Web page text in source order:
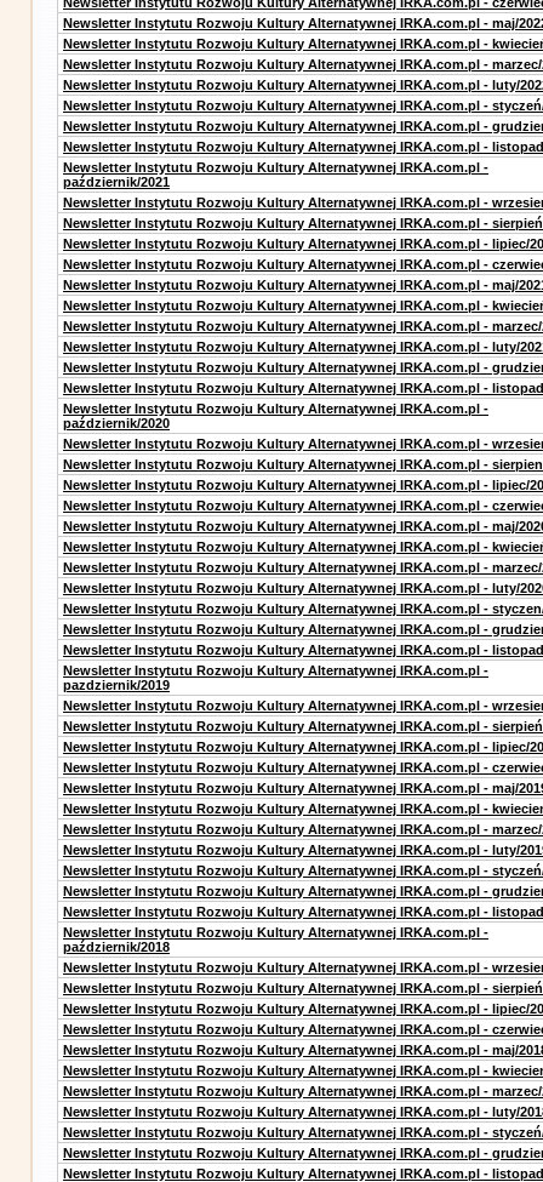
Newsletter Instytutu Rozwoju Kultury Alternatywnej IRKA.com.pl - maj/
Newsletter Instytutu Rozwoju Kultury Alternatywnej IRKA.com.pl -
Newsletter Instytutu Rozwoju Kultury Alternatywnej IRKA.com.pl - marzec/
Newsletter Instytutu Rozwoju Kultury Alternatywnej IRKA.com.pl - luty/
Newsletter Instytutu Rozwoju Kultury Alternatywnej IRKA.com.pl -
Newsletter Instytutu Rozwoju Kultury Alternatywnej IRKA.com.pl -
Newsletter Instytutu Rozwoju Kultury Alternatywnej IRKA.com.pl -
Newsletter Instytutu Rozwoju Kultury Alternatywnej IRKA.com.pl -
październik/2021
Newsletter Instytutu Rozwoju Kultury Alternatywnej IRKA.com.pl -
Newsletter Instytutu Rozwoju Kultury Alternatywnej IRKA.com.pl -
Newsletter Instytutu Rozwoju Kultury Alternatywnej IRKA.com.pl - lipiec/
Newsletter Instytutu Rozwoju Kultury Alternatywnej IRKA.com.pl -
Newsletter Instytutu Rozwoju Kultury Alternatywnej IRKA.com.pl - maj/
Newsletter Instytutu Rozwoju Kultury Alternatywnej IRKA.com.pl -
Newsletter Instytutu Rozwoju Kultury Alternatywnej IRKA.com.pl - marzec/
Newsletter Instytutu Rozwoju Kultury Alternatywnej IRKA.com.pl - luty/
Newsletter Instytutu Rozwoju Kultury Alternatywnej IRKA.com.pl -
Newsletter Instytutu Rozwoju Kultury Alternatywnej IRKA.com.pl -
Newsletter Instytutu Rozwoju Kultury Alternatywnej IRKA.com.pl -
październik/2020
Newsletter Instytutu Rozwoju Kultury Alternatywnej IRKA.com.pl -
Newsletter Instytutu Rozwoju Kultury Alternatywnej IRKA.com.pl -
Newsletter Instytutu Rozwoju Kultury Alternatywnej IRKA.com.pl - lipiec/
Newsletter Instytutu Rozwoju Kultury Alternatywnej IRKA.com.pl -
Newsletter Instytutu Rozwoju Kultury Alternatywnej IRKA.com.pl - maj/
Newsletter Instytutu Rozwoju Kultury Alternatywnej IRKA.com.pl -
Newsletter Instytutu Rozwoju Kultury Alternatywnej IRKA.com.pl - marzec/
Newsletter Instytutu Rozwoju Kultury Alternatywnej IRKA.com.pl - luty/
Newsletter Instytutu Rozwoju Kultury Alternatywnej IRKA.com.pl -
Newsletter Instytutu Rozwoju Kultury Alternatywnej IRKA.com.pl -
Newsletter Instytutu Rozwoju Kultury Alternatywnej IRKA.com.pl -
Newsletter Instytutu Rozwoju Kultury Alternatywnej IRKA.com.pl -
pazdziernik/2019
Newsletter Instytutu Rozwoju Kultury Alternatywnej IRKA.com.pl -
Newsletter Instytutu Rozwoju Kultury Alternatywnej IRKA.com.pl -
Newsletter Instytutu Rozwoju Kultury Alternatywnej IRKA.com.pl - lipiec/
Newsletter Instytutu Rozwoju Kultury Alternatywnej IRKA.com.pl -
Newsletter Instytutu Rozwoju Kultury Alternatywnej IRKA.com.pl - maj/
Newsletter Instytutu Rozwoju Kultury Alternatywnej IRKA.com.pl -
Newsletter Instytutu Rozwoju Kultury Alternatywnej IRKA.com.pl - marzec/
Newsletter Instytutu Rozwoju Kultury Alternatywnej IRKA.com.pl - luty/
Newsletter Instytutu Rozwoju Kultury Alternatywnej IRKA.com.pl -
Newsletter Instytutu Rozwoju Kultury Alternatywnej IRKA.com.pl -
Newsletter Instytutu Rozwoju Kultury Alternatywnej IRKA.com.pl -
Newsletter Instytutu Rozwoju Kultury Alternatywnej IRKA.com.pl -
październik/2018
Newsletter Instytutu Rozwoju Kultury Alternatywnej IRKA.com.pl -
Newsletter Instytutu Rozwoju Kultury Alternatywnej IRKA.com.pl -
Newsletter Instytutu Rozwoju Kultury Alternatywnej IRKA.com.pl - lipiec/
Newsletter Instytutu Rozwoju Kultury Alternatywnej IRKA.com.pl -
Newsletter Instytutu Rozwoju Kultury Alternatywnej IRKA.com.pl - maj/
Newsletter Instytutu Rozwoju Kultury Alternatywnej IRKA.com.pl -
Newsletter Instytutu Rozwoju Kultury Alternatywnej IRKA.com.pl - marzec/
Newsletter Instytutu Rozwoju Kultury Alternatywnej IRKA.com.pl - luty/
Newsletter Instytutu Rozwoju Kultury Alternatywnej IRKA.com.pl -
Newsletter Instytutu Rozwoju Kultury Alternatywnej IRKA.com.pl -
Newsletter Instytutu Rozwoju Kultury Alternatywnej IRKA.com.pl -